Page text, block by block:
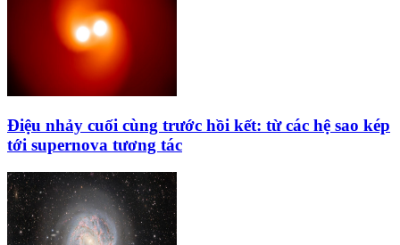
Điệu nhảy cuối cùng trước hồi kết: từ các hệ sao kép
tới supernova tương tác